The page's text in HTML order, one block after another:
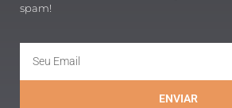
spam!
ENVIAR